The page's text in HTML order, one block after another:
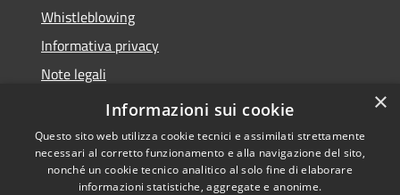
Whistleblowing
Informativa privacy
Note legali
Dichiarazione di accessibilità
×
Informazioni sui cookie
Questo sito web utilizza cookie tecnici e assimilati strettamente
necessari al corretto funzionamento e alla navigazione del sito,
nonché un cookie tecnico analitico al solo fine di elaborare
informazioni statistiche, aggregate e anonime.